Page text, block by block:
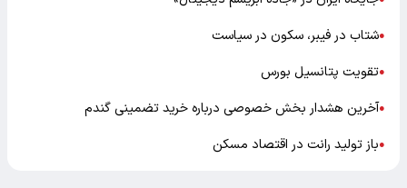
●شتاب در فیبر، سکون در سیاست
●تقویت پتانسیل بورس
●آخرین هشدار بخش خصوصی درباره خرید تضمینی گندم
●باز تولید رانت در اقتصاد مسکن